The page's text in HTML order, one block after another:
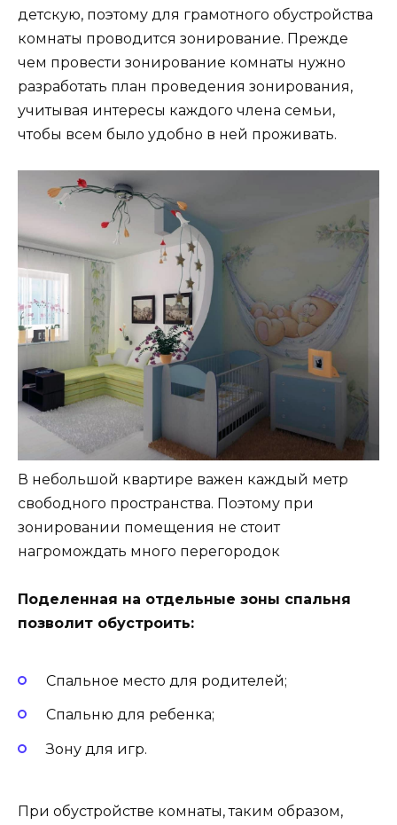
детскую, поэтому для грамотного обустройства
комнаты проводится зонирование. Прежде
чем провести зонирование комнаты нужно
разработать план проведения зонирования,
учитывая интересы каждого члена семьи,
чтобы всем было удобно в ней проживать.
В небольшой квартире важен каждый метр
свободного пространства. Поэтому при
зонировании помещения не стоит
нагромождать много перегородок
Поделенная на отдельные зоны спальня
позволит обустроить:
Спальное место для родителей;
Спальню для ребенка;
Зону для игр.
При обустройстве комнаты, таким образом,